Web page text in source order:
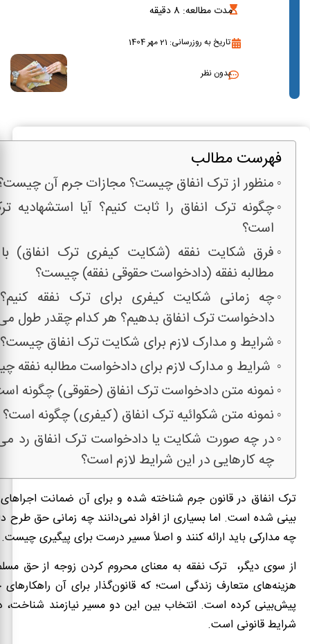
مدت مطالعه: 8 دقیقه
تاریخ به روزرسانی: 21 مهر 1404
بدون نظر
فهرست مطالب
منظور از ترک انفاق چیست؟ مجازات جرم آن
چگونه ترک انفاق را ثابت کنیم؟ آیا استشهادیه
است؟
فرق شکایت نفقه (شکایت کیفری ترک انفاق)
مطالبه نفقه (دادخواست حقوقی نفقه) چیست؟
چه زمانی شکایت کیفری برای ترک نفقه
دادخواست ترک انفاق بدهیم؟ هر کدام چقدر طول
شرایط و مدارک لازم برای شکایت ترک انفاق چیست؟
شرایط و مدارک لازم برای دادخواست مطالبه نفقه
نمونه متن دادخواست ترک انفاق (حقوقی) چگونه
نمونه متن شکوائیه ترک انفاق (کیفری) چگونه است؟
در چه صورت شکایت یا دادخواست ترک انفاق رد
چه کارهایی در این شرایط لازم است؟
ترک انفاق در قانون جرم شناخته شده و برای آن ضمانت
بینی شده است. اما بسیاری از افراد نمی‌دانند چه زمانی حق طرح
چه مدارکی باید ارائه کنند و اصلاً مسیر درست برای پیگیری چیست.
از سوی دیگر، ترک نفقه به معنای محروم کردن زوجه از حق
هزینه‌های متعارف زندگی است؛ که قانون‌گذار برای آن
پیش‌بینی کرده است. انتخاب بین این دو مسیر نیازمند شناخت،
شرایط قانونی است.